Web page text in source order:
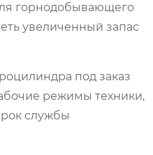
горнодобывающего
увеличенный запас
под заказ
режимы техники,
службы